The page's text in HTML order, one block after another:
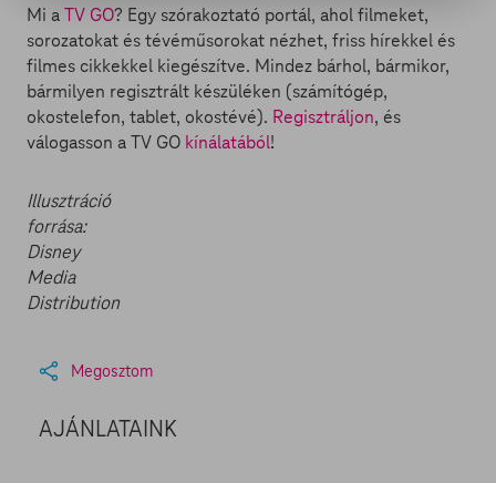
Mi aTV GO? Egy szórakoztató portál, ahol filmeket,
sorozatokat és tévéműsorokat nézhet, friss hírekkel és
filmes cikkekkel kiegészítve. Mindez bárhol, bármikor,
bármilyen regisztrált készüléken (számítógép,
okostelefon, tablet, okostévé). Regisztráljon, és
válogasson a TV GO kínálatából!
Illusztráció
forrása:
Disney
Media
Distribution
Megosztom
AJÁNLATAINK